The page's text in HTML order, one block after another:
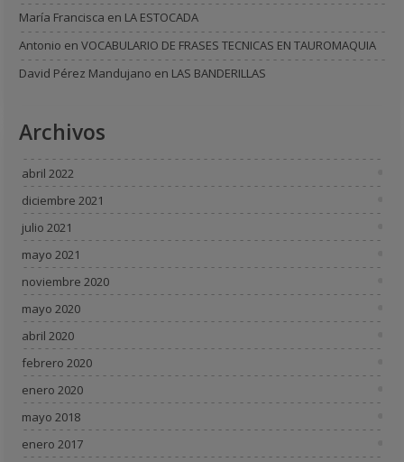
María Francisca en LA ESTOCADA
Antonio enVOCABULARIO DE FRASES TECNICAS EN TAUROMAQUIA
David Pérez Mandujano en LAS BANDERILLAS
Archivos
abril 2022
diciembre 2021
julio 2021
mayo 2021
noviembre 2020
mayo 2020
abril 2020
febrero 2020
enero 2020
mayo 2018
enero 2017